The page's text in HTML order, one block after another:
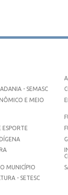
- SEMASC
E MEIO
ESPORTE
MUNICÍPIO
- SETESC